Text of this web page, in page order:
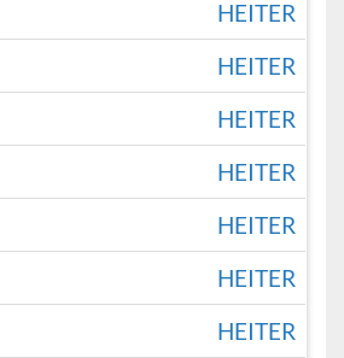
HEITER
HEITER
HEITER
HEITER
HEITER
HEITER
HEITER